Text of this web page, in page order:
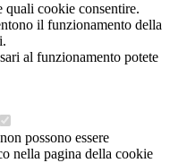
quali cookie consentire.
il funzionamento della
al funzionamento potete
possono essere
nella pagina della cookie